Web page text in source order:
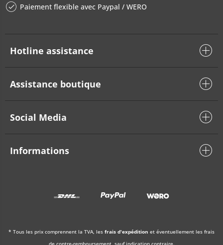
Paiement flexible avec Paypal / WERO
Hotline assistance
Assistance boutique
Social Media
Informations
* Tous les prix comprennent la TVA, les frais d'expédition et éventuellement les frais